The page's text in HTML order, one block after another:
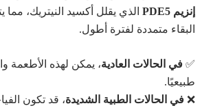
إنزيم PDE5
الذي يقلل أكسيد النيتريك، مما
البقاء متمددة لفترة أطول.
✅ في الحالات العادية، يمكن لهذه الأطعمة
طبيعيًا.
❌ في الحالات الطبية الشديدة، قد تكون